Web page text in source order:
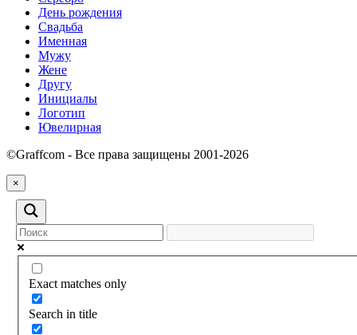
День рождения
Свадьба
Именная
Мужу
Жене
Другу
Инициалы
Логотип
Ювелирная
©Graffcom - Все права защищены 2001-2026
×
Exact matches only
Search in title